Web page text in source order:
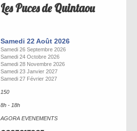
Les Puces de Quintaou
Samedi 22 Août 2026
Samedi 26 Septembre 2026
Samedi 24 Octobre 2026
Samedi 28 Novembre 2026
Samedi 23 Janvier 2027
Samedi 27 Février 2027
150
8h - 18h
AGORA EVENEMENTS